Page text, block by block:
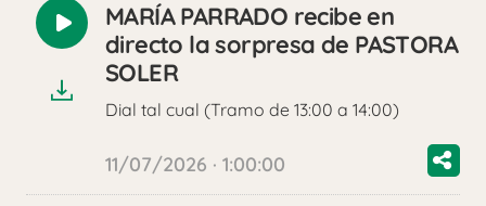
Reproducir
audio
MARÍA PARRADO recibe en
directo la sorpresa de PASTORA
SOLER
Dial tal cual (Tramo de 13:00 a 14:00)
11/07/2026 · 1:00:00